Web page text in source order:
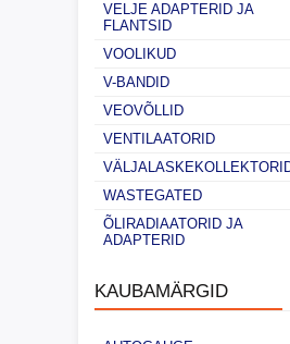
VELJE ADAPTERID JA
FLANTSID
VOOLIKUD
V-BANDID
VEOVÕLLID
VENTILAATORID
WASTEGATED
ÕLIRADIAATORID JA
ADAPTERID
KAUBAMÄRGID